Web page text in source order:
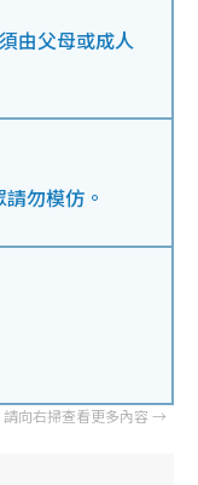
由父母或成人
勿模仿。